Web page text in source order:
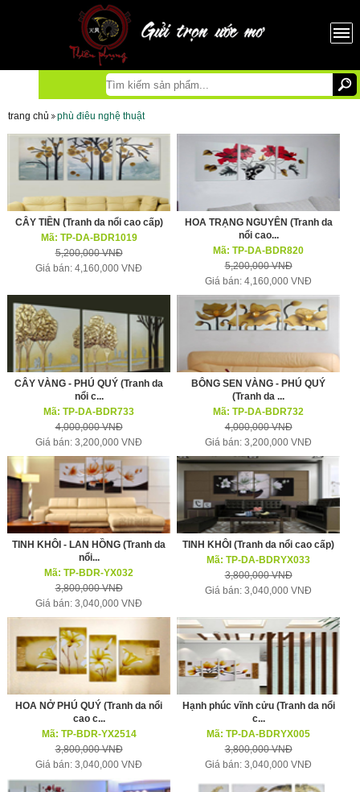
trang chủ phù điêu nghệ thuật
CÂY TIỀN (Tranh da nổi cao cấp)
Mã: TP-DA-BDR1019
5,200,000 VNĐ
Giá bán: 4,160,000 VNĐ
HOA TRẠNG NGUYÊN (Tranh da
nổi cao...
Mã: TP-DA-BDR820
5,200,000 VNĐ
Giá bán: 4,160,000 VNĐ
CÂY VÀNG - PHÚ QUÝ (Tranh da
nổi c...
Mã: TP-DA-BDR733
4,000,000 VNĐ
Giá bán: 3,200,000 VNĐ
BÔNG SEN VÀNG - PHÚ QUÝ
(Tranh da ...
Mã: TP-DA-BDR732
4,000,000 VNĐ
Giá bán: 3,200,000 VNĐ
TINH KHÔI - LAN HỒNG (Tranh da
nổi...
Mã: TP-BDR-YX032
3,800,000 VNĐ
Giá bán: 3,040,000 VNĐ
TINH KHÔI (Tranh da nổi cao cấp)
Mã: TP-DA-BDRYX033
3,800,000 VNĐ
Giá bán: 3,040,000 VNĐ
HOA NỞ PHÚ QUÝ (Tranh da nổi
cao c...
Mã: TP-BDR-YX2514
3,800,000 VNĐ
Giá bán: 3,040,000 VNĐ
Hạnh phúc vĩnh cửu (Tranh da nổi
c...
Mã: TP-DA-BDRYX005
3,800,000 VNĐ
Giá bán: 3,040,000 VNĐ